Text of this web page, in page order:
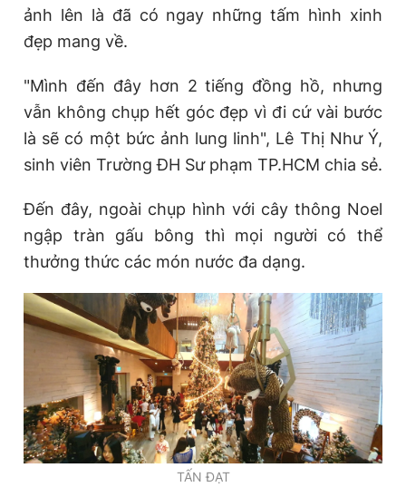
ảnh lên là đã có ngay những tấm hình xinh
đẹp mang về.
"Mình đến đây hơn 2 tiếng đồng hồ, nhưng
vẫn không chụp hết góc đẹp vì đi cứ vài bước
là sẽ có một bức ảnh lung linh", Lê Thị Như Ý,
sinh viên Trường ĐH Sư phạm TP.HCM chia sẻ.
Đến đây, ngoài chụp hình với cây thông Noel
ngập tràn gấu bông thì mọi người có thể
thưởng thức các món nước đa dạng.
TẤN ĐẠT